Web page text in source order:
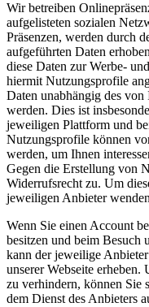
Wir betreiben
aufgelisteten sozialen
Präsenzen, werden durch
aufgeführten Daten
diese Daten zur Werbe-
hiermit Nutzungsprofile
Daten unabhängig des von
werden. Dies ist
jeweiligen Plattform und
Nutzungsprofile können
werden, um Ihnen
Gegen die Erstellung von
Widerrufsrecht zu. Um
jeweiligen Anbieter
Wenn Sie einen Account
besitzen und beim Besuch
kann der jeweilige
unserer Webseite
zu verhindern, können Sie
dem Dienst des Anbieters